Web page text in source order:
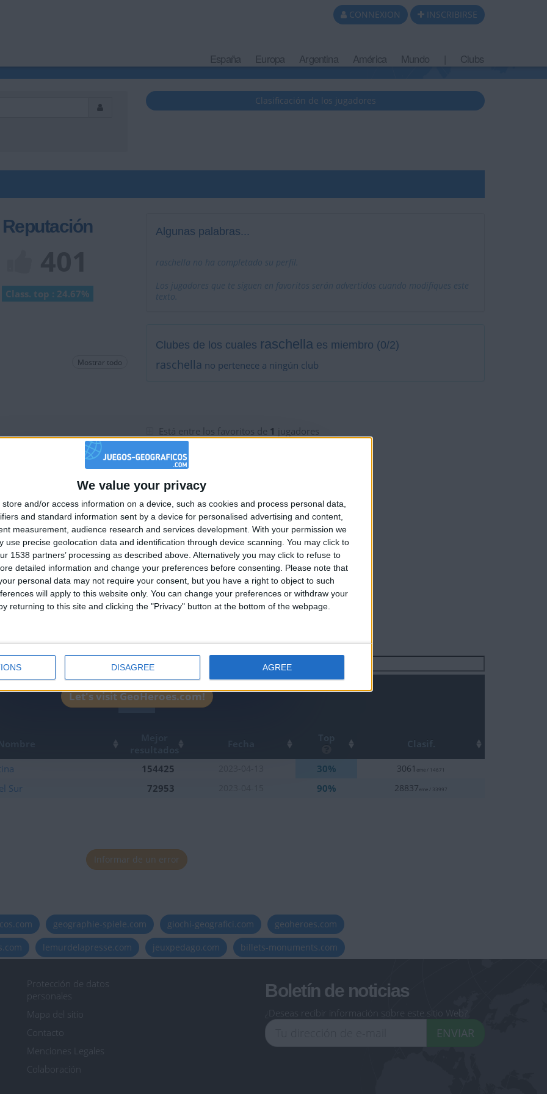
We value your privacy
store and/or access information on a device, such as cookies and process personal data,
and standard information sent by a device for personalised advertising and content,
measurement, audience research and services development. With your permission we
use precise geolocation data and identification through device scanning. You may click to
1538 partners’ processing as described above. Alternatively you may click to refuse to
detailed information and change your preferences before consenting.
Please note that
personal data may not require your consent, but you have a right to object to such
will apply to this website only. You can change your preferences or withdraw your
returning to this site and clicking the "Privacy" button at the bottom of the webpage.
DISAGREE AGREE
CONNEXION INSCRIBIRSE
España Europa Argentina América Mundo Clubs
Clasificación de los jugadores
Reputación
Class. top : 24.67%
Mostrar todo
Algunas palabras...
raschella no ha completado su perfil.
Los jugadores que te siguen en favoritos serán advertidos cuando modifiques este
texto.
Clubes de los cuales raschella es miembro (0/2)
raschella no pertenece a ningún club
Está entre los favoritos de 1 jugadores
1
Mejor
resultados
Fecha Top Clasif.
154425 30% 3061 eme / 14671
Sur 72953 90% 28837eme / 33997
Informar de un error
geographie-spiele.com giochi-geografici.com
geoheroes.com
lemurdelapresse.com jeuxpedago.com billets-monuments.com
Protección de datos
personales
Mapa del sitio
Contacto
Menciones Legales
Colaboración
Boletín de noticias
¿Deseas recibir información sobre este sitio Web?
ENVIAR
🇺🇸 We noticed you’re visiting from
an English-speaking country
Join our American version now and be among
the firsts to submit your score on our
leaderboards!
Let's visit GeoHeroes.com!